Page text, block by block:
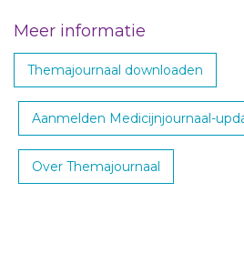
Meer informatie
Themajournaal downloaden
Aanmelden Medicijnjournaal-
Over Themajournaal